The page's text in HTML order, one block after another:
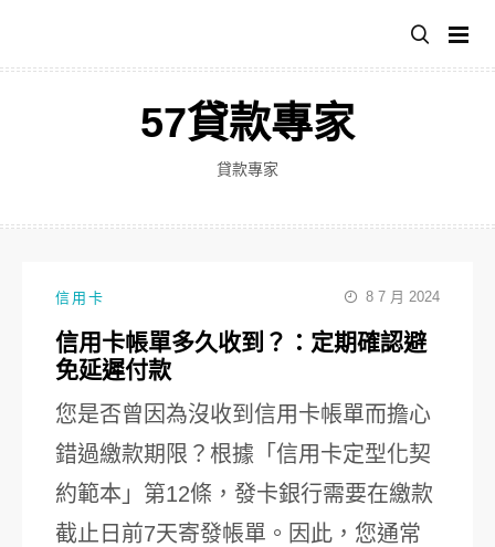
主
57貸款專家
貸款專家
信用卡 8 7 月 2024
信用卡帳單多久收到？：定期確認避
免延遲付款
您是否曾因為沒收到信用卡帳單而擔心
錯過繳款期限？根據「信用卡定型化契
約範本」第12條，發卡銀行需要在繳款
截止日前7天寄發帳單。因此，您通常